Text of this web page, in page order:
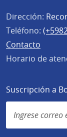
Dirección:
Teléfono:
Contacto
Horario de
Suscripción a
Simplenews
subscription